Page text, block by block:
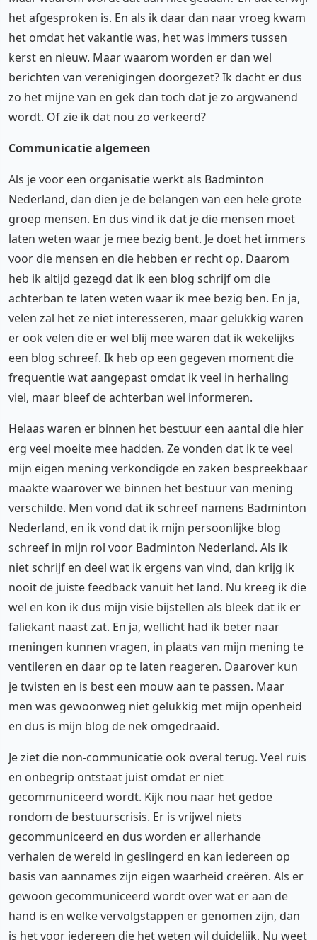
het afgesproken is. En als ik daar dan naar vroeg kwam
het omdat het vakantie was, het was immers tussen
kerst en nieuw. Maar waarom worden er dan wel
berichten van verenigingen doorgezet? Ik dacht er dus
zo het mijne van en gek dan toch dat je zo argwanend
wordt. Of zie ik dat nou zo verkeerd?
Communicatie algemeen
Als je voor een organisatie werkt als Badminton
Nederland, dan dien je de belangen van een hele grote
groep mensen. En dus vind ik dat je die mensen moet
laten weten waar je mee bezig bent. Je doet het immers
voor die mensen en die hebben er recht op. Daarom
heb ik altijd gezegd dat ik een blog schrijf om die
achterban te laten weten waar ik mee bezig ben. En ja,
velen zal het ze niet interesseren, maar gelukkig waren
er ook velen die er wel blij mee waren dat ik wekelijks
een blog schreef. Ik heb op een gegeven moment die
frequentie wat aangepast omdat ik veel in herhaling
viel, maar bleef de achterban wel informeren.
Helaas waren er binnen het bestuur een aantal die hier
erg veel moeite mee hadden. Ze vonden dat ik te veel
mijn eigen mening verkondigde en zaken bespreekbaar
maakte waarover we binnen het bestuur van mening
verschilde. Men vond dat ik schreef namens Badminton
Nederland, en ik vond dat ik mijn persoonlijke blog
schreef in mijn rol voor Badminton Nederland. Als ik
niet schrijf en deel wat ik ergens van vind, dan krijg ik
nooit de juiste feedback vanuit het land. Nu kreeg ik die
wel en kon ik dus mijn visie bijstellen als bleek dat ik er
faliekant naast zat. En ja, wellicht had ik beter naar
meningen kunnen vragen, in plaats van mijn mening te
ventileren en daar op te laten reageren. Daarover kun
je twisten en is best een mouw aan te passen. Maar
men was gewoonweg niet gelukkig met mijn openheid
en dus is mijn blog de nek omgedraaid.
Je ziet die non-communicatie ook overal terug. Veel ruis
en onbegrip ontstaat juist omdat er niet
gecommuniceerd wordt. Kijk nou naar het gedoe
rondom de bestuurscrisis. Er is vrijwel niets
gecommuniceerd en dus worden er allerhande
verhalen de wereld in geslingerd en kan iedereen op
basis van aannames zijn eigen waarheid creëren. Als er
gewoon gecommuniceerd wordt over wat er aan de
hand is en welke vervolgstappen er genomen zijn, dan
is het voor iedereen die het weten wil duidelijk. Nu weet